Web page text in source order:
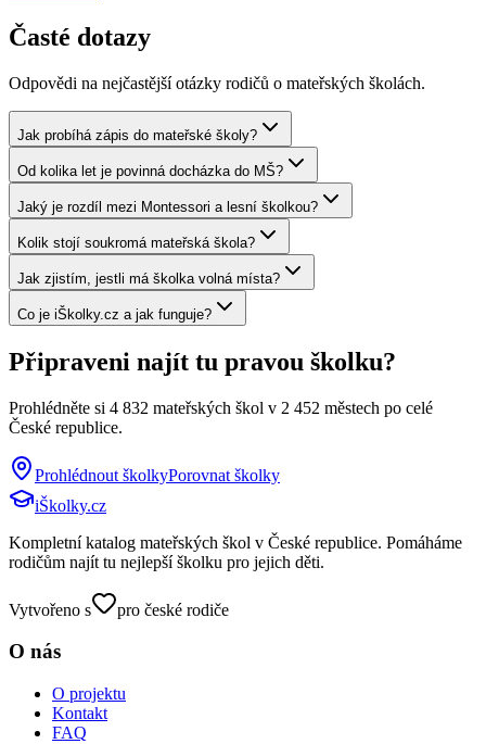
Časté dotazy
Odpovědi na nejčastější otázky rodičů o mateřských školách.
Jak probíhá zápis do mateřské školy?
Od kolika let je povinná docházka do MŠ?
Jaký je rozdíl mezi Montessori a lesní školkou?
Kolik stojí soukromá mateřská škola?
Jak zjistím, jestli má školka volná místa?
Co je iŠkolky.cz a jak funguje?
Připraveni najít tu pravou školku?
Prohlédněte si 4 832 mateřských škol v 2 452 městech po celé
České republice.
Prohlédnout školkyPorovnat školky
iŠkolky.cz
Kompletní katalog mateřských škol v České republice. Pomáháme
rodičům najít tu nejlepší školku pro jejich děti.
Vytvořeno s pro české rodiče
O nás
O projektu
Kontakt
FAQ